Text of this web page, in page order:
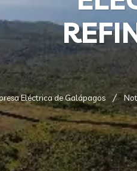
Eléctrica de Galápagos